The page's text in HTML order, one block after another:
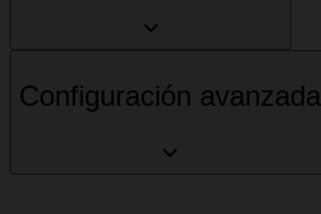
Configuración avanzada